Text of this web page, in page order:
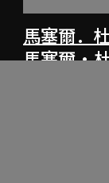
馬塞爾．
馬塞爾‧